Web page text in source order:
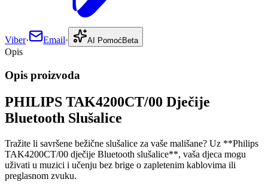
Viber· Email· AI Pomoć Beta
Opis
Opis proizvoda
PHILIPS TAK4200CT/00 Dječije
Bluetooth Slušalice
Tražite li savršene bežične slušalice za vaše mališane? Uz **Philips
TAK4200CT/00 dječije Bluetooth slušalice**, vaša djeca mogu
uživati u muzici i učenju bez brige o zapletenim kablovima ili
preglasnom zvuku.